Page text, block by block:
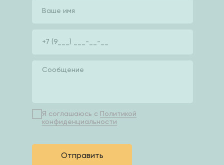
Я соглашаюсь с Политикой
конфиденциальности
Отправить